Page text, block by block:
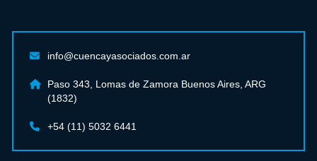
info@cuencayasociados.com.ar
Paso 343, Lomas de Zamora Buenos Aires, ARG
(1832)
+54 (11) 5032 6441